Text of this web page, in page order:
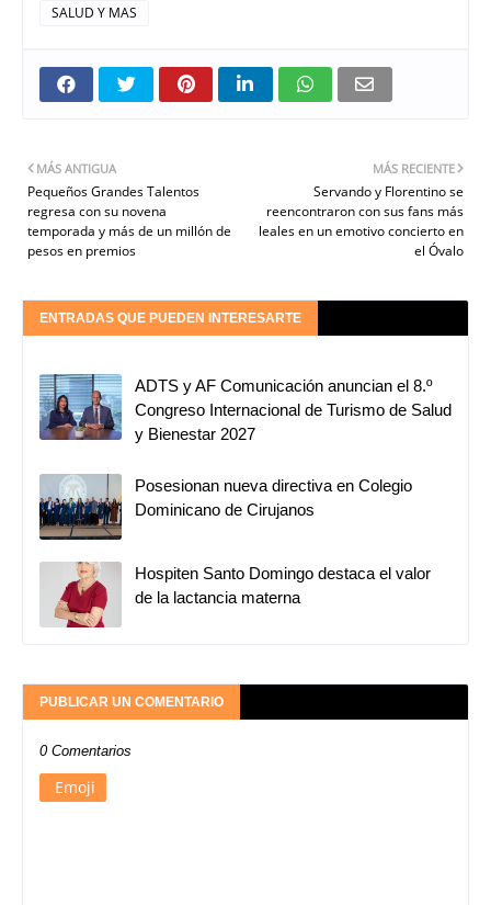
SALUD Y MAS
MÁS RECIENTE
Servando y Florentino se
reencontraron con sus fans más
leales en un emotivo concierto en
el Óvalo
MÁS ANTIGUA
Pequeños Grandes Talentos
regresa con su novena
temporada y más de un millón de
pesos en premios
ENTRADAS QUE PUEDEN INTERESARTE
ADTS y AF Comunicación anuncian el 8.º
Congreso Internacional de Turismo de Salud
y Bienestar 2027
Posesionan nueva directiva en Colegio
Dominicano de Cirujanos
Hospiten Santo Domingo destaca el valor
de la lactancia materna
PUBLICAR UN COMENTARIO
0 Comentarios
Emoji